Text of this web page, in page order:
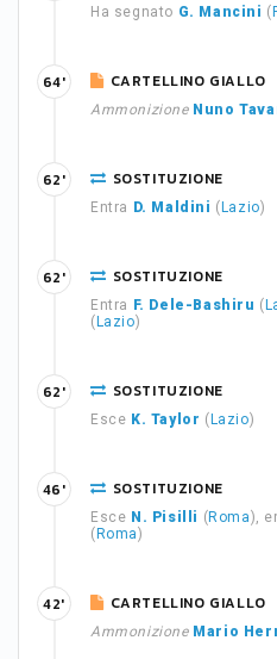
Ha segnato G. Mancini (
CARTELLINO GIALLO
Ammonizione Nuno
64'
SOSTITUZIONE
Entra D. Maldini ( Lazio)
62'
SOSTITUZIONE
Entra F. Dele-Bashiru (
( Lazio)
62'
SOSTITUZIONE
Esce K. Taylor ( Lazio)
62'
SOSTITUZIONE
Esce N. Pisilli ( Roma),
( Roma)
46'
CARTELLINO GIALLO
Ammonizione Mario
42'